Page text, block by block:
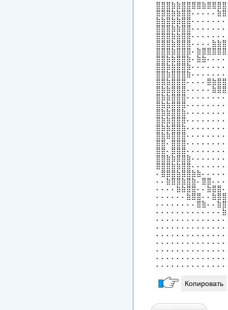
Копировать